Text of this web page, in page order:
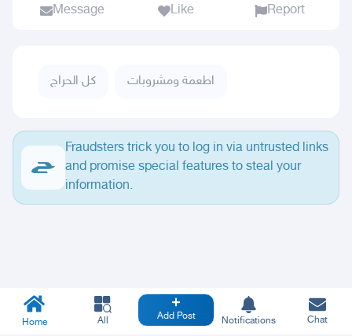
Message Like Report
كل الحراج اطعمة ومشروبات
Fraudsters trick you to log in via untrusted links
and promise special features to steal your
information.
Home All Add Post Notifications Chat